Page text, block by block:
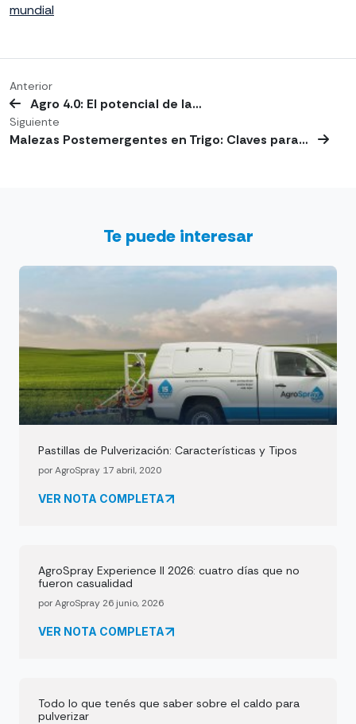
mundial
Anterior
Agro 4.0: El potencial de la…
Siguiente
Malezas Postemergentes en Trigo: Claves para…
Te puede interesar
Pastillas de Pulverización: Características y Tipos
por AgroSpray 17 abril, 2020
VER NOTA COMPLETA
AgroSpray Experience II 2026: cuatro días que no
fueron casualidad
por AgroSpray 26 junio, 2026
VER NOTA COMPLETA
Todo lo que tenés que saber sobre el caldo para
pulverizar